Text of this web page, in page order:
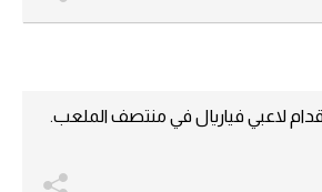
أقدام لاعبي فياريال في منتصف الملعب.